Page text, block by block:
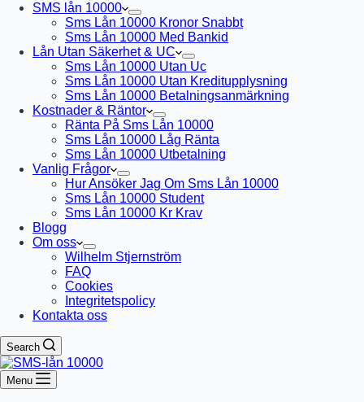
SMS lån 10000
Sms Lån 10000 Kronor Snabbt
Sms Lån 10000 Med Bankid
Lån Utan Säkerhet & UC
Sms Lån 10000 Utan Uc
Sms Lån 10000 Utan Kreditupplysning
Sms Lån 10000 Betalningsanmärkning
Kostnader & Räntor
Ränta På Sms Lån 10000
Sms Lån 10000 Låg Ränta
Sms Lån 10000 Utbetalning
Vanlig Frågor
Hur Ansöker Jag Om Sms Lån 10000
Sms Lån 10000 Student
Sms Lån 10000 Kr Krav
Blogg
Om oss
Wilhelm Stjernström
FAQ
Cookies
Integritetspolicy
Kontakta oss
Search
Menu